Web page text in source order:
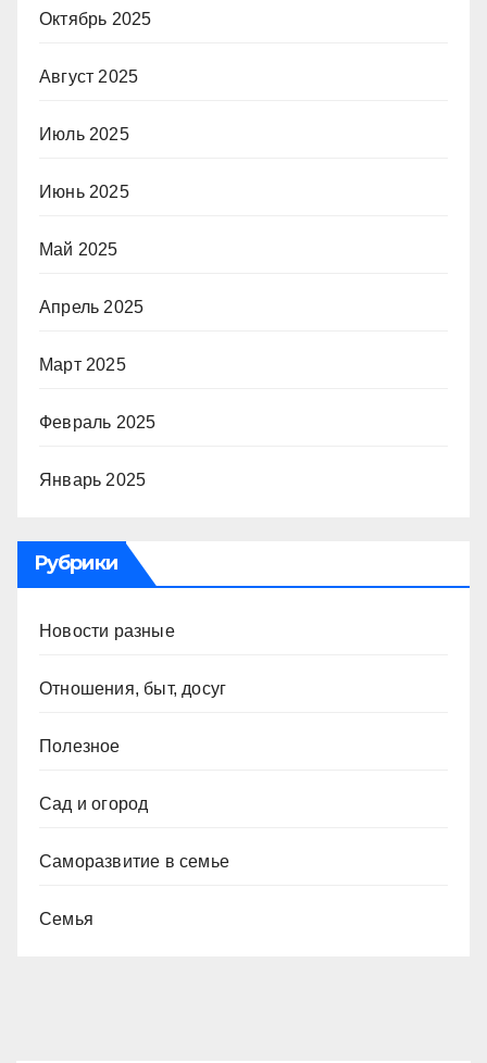
Октябрь 2025
Август 2025
Июль 2025
Июнь 2025
Май 2025
Апрель 2025
Март 2025
Февраль 2025
Январь 2025
Рубрики
Новости разные
Отношения, быт, досуг
Полезное
Сад и огород
Саморазвитие в семье
Семья